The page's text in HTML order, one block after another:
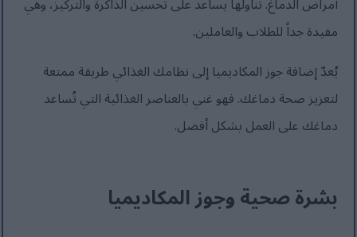
مفيدة جداً للطلاب والعاملين.
يُعدّ إضافة جوز المكاديميا إلى نظامك الغذائي طريقة ممتعة
لتعزيز صحة دماغك. فهو غني بالعناصر الغذائية التي تُساعد
دماغك على العمل بشكل أفضل.
بشرة صحية وجوز المكاديميا